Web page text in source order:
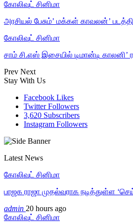
கோலிவுட் சினிமா
அரசியல் பேசும்’ மக்கள் காவலன்’
கோலிவுட் சினிமா
சாம் சி.எஸ் இசையில் டிமான்டி
Prev Next
Stay With Us
Facebook Likes
Twitter Followers
3,620 Subscribers
Instagram Followers
Latest News
கோலிவுட் சினிமா
பாஜக ராஜா முதல்வராக நடித்துள்ள
admin 20 hours ago
கோலிவுட் சினிமா